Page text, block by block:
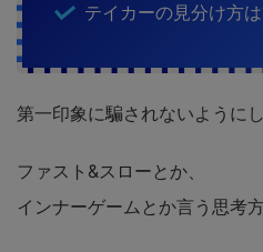
テイカーの見分け方
第一印象に騙されないようにし
ファスト&スローとか、
インナーゲームとか言う思考方